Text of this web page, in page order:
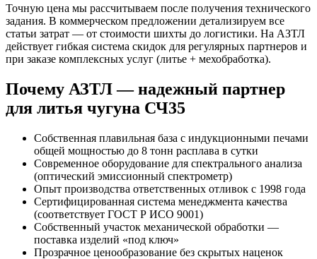
Точную цена мы рассчитываем после получения технического
задания. В коммерческом предложении детализируем все
статьи затрат — от стоимости шихты до логистики. На АЗТЛ
действует гибкая система скидок для регулярных партнеров и
при заказе комплексных услуг (литье + мехобработка).
Почему АЗТЛ — надежный партнер
для литья чугуна СЧ35
Собственная плавильная база с индукционными печами
общей мощностью до 8 тонн расплава в сутки
Современное оборудование для спектрального анализа
(оптический эмиссионный спектрометр)
Опыт производства ответственных отливок с 1998 года
Сертифицированная система менеджмента качества
(соответствует ГОСТ Р ИСО 9001)
Собственный участок механической обработки —
поставка изделий «под ключ»
Прозрачное ценообразование без скрытых наценок